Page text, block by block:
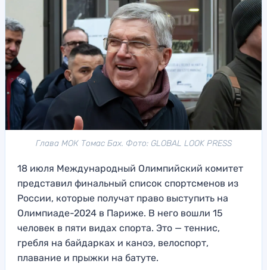
Глава МОК Томас Бах. Фото: GLOBAL LOOK PRESS
18 июля Международный Олимпийский комитет
представил финальный список спортсменов из
России, которые получат право выступить на
Олимпиаде-2024 в Париже. В него вошли 15
человек в пяти видах спорта. Это — теннис,
гребля на байдарках и каноэ, велоспорт,
плавание и прыжки на батуте.